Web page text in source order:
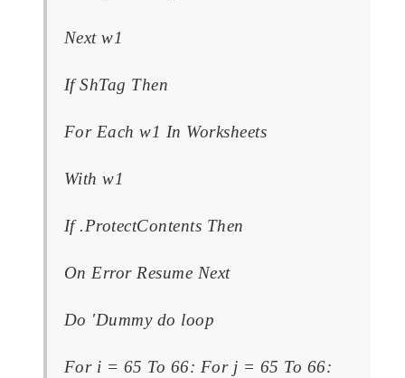
Next w1
If ShTag Then
For Each w1 In Worksheets
With w1
If .ProtectContents Then
On Error Resume Next
Do 'Dummy do loop
For i = 65 To 66: For j = 65 To 66: